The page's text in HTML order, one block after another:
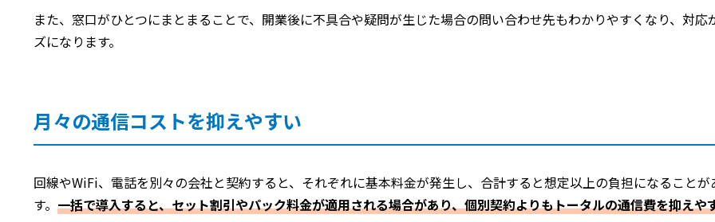
また、窓口がひとつにまとまることで、開業後に不具合や疑問が生じた場合の問い合わせ先もわかりやすくなり、対応
ズになります。
月々の通信コストを抑えやすい
回線やWiFi、電話を別々の会社と契約すると、それぞれに基本料金が発生し、合計すると想定以上の負担になることが
す。 一括で導入すると、セット割引やパック料金が適用される場合があり、個別契約よりもトータルの通信費を抑えや